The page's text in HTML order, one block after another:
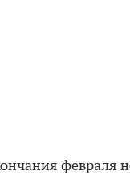
февраля